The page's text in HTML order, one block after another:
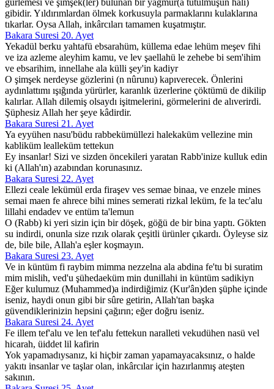
gürlemesi ve şimşek(ler) bulunan bir yağmur(a tutulmuşun hali)
gibidir. Yıldırımlardan ölmek korkusuyla parmaklarını kulaklarına
tıkarlar. Oysa Allah, inkârcıları tamamen kuşatmıştır.
Bakara Suresi 20. Ayet
Yekadül berku yahtafü ebsarahüm, küllema edae lehüm meşev fihi
ve iza azleme aleyhim kamu, ve lev şaellahü le zehebe bi sem'ihim
ve ebsarihim, innellahe ala külli şey'in kadiyr
O şimşek nerdeyse gözlerini (n nûrunu) kapıverecek. Önlerini
aydınlattımı ışığında yürürler, karanlık üzerlerine çöktümü de dikilip
kalırlar. Allah dilemiş olsaydı işitmelerini, görmelerini de alıverirdi.
Şüphesiz Allah her şeye kâdirdir.
Bakara Suresi 21. Ayet
Ya eyyühen nasu'büdu rabbekümüllezi halekaküm vellezine min
kabliküm lealleküm tettekun
Ey insanlar! Sizi ve sizden öncekileri yaratan Rabb'inize kulluk edin
ki (Allah'ın) azabından korunasınız.
Bakara Suresi 22. Ayet
Ellezi ceale lekümül erda firaşev ves semae binaa, ve enzele mines
semai maen fe ahrece bihi mines semerati rizkal leküm, fe la tec'alu
lillahi endadev ve entüm ta'lemun
O (Rabb) ki yeri sizin için bir döşek, göğü de bir bina yaptı. Gökten
su indirdi, onunla size rızık olarak çeşitli ürünler çıkardı. Öyleyse siz
de, bile bile, Allah'a eşler koşmayın.
Bakara Suresi 23. Ayet
Ve in küntüm fi raybim mimma nezzelna ala abdina fe'tu bi suratim
mim mislih, ved'u şühedaeküm min dunillahi in küntüm sadikiyn
Eğer kulumuz (Muhammed)a indirdiğimiz (Kur'ân)den şüphe içinde
iseniz, haydi onun gibi bir sûre getirin, Allah'tan başka
güvendiklerinizin hepsini çağırın; eğer doğru iseniz.
Bakara Suresi 24. Ayet
Fe illem tef'alu ve len tef'alu fettekun naralleti vekudühen nasü vel
hicarah, üiddet lil kafirin
Yok yapamadıysanız, ki hiçbir zaman yapamayacaksınız, o halde
yakıtı insanlar ve taşlar olan, inkârcılar için hazırlanmış ateşten
sakının.